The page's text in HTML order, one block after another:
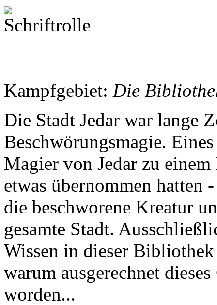
Kampfgebiet: Die
Die Stadt Jedar war lange
Beschwörungsmagie.
Magier von Jedar zu
etwas übernommen hatten
die beschworene Kreatur
gesamte Stadt.
Wissen in dieser
warum ausgerechnet
worden...